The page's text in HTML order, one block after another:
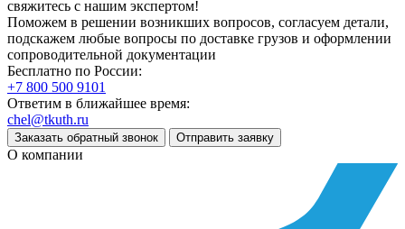
свяжитесь с нашим экспертом!
Поможем в решении возникших вопросов, согласуем детали,
подскажем любые вопросы по доставке грузов и оформлении
сопроводительной документации
Бесплатно по России:
+7 800 500 9101
Ответим в ближайшее время:
chel@tkuth.ru
Заказать обратный звонок Отправить заявку
О компании